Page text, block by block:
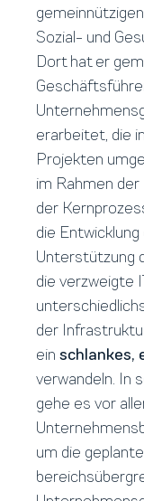
Sozial- und
Dort hat er
erarbeitet, die
Projekten
im Rahmen
der
die
Unterstützung
die verzweigte
der
ein
verwandeln. In
gehe es vor
um die